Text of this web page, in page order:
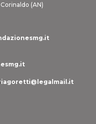
Corinaldo (AN)